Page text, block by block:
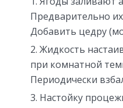
Предварительно
Добавить цедру
Жидкость
при комнатной
Периодически
Настойку